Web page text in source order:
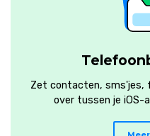
Zet contacten, sms'jes,
over tussen je iOS-